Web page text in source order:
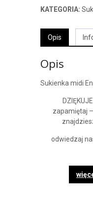
KATEGORIA:
Opis
Opis
Sukienka midi
zapamiętaj
odwiedzaj